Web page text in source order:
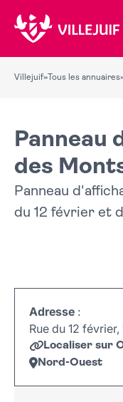
Villejuif» Tous les annuaires
Panneau
des
Panneau
du 12 février et
Adresse :
Rue du 12
Localiser sur
Nord-Ouest
+